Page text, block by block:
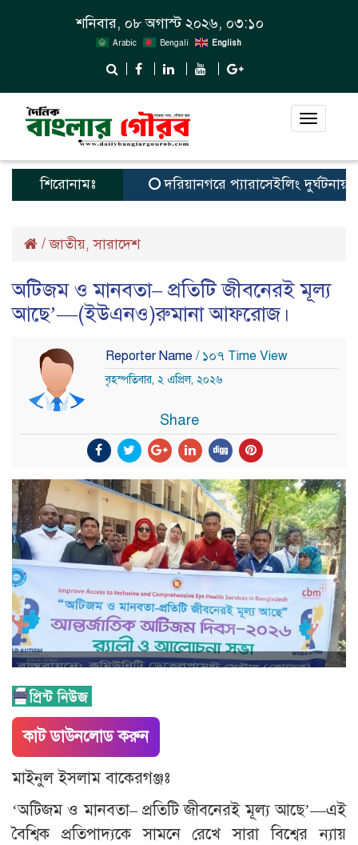
শনিবার, ০৮ অগাস্ট ২০২৬, ০৩:১০
Arabic Bengali English
Toggle
শিরোনামঃ দরিয়ানগরে প্যারাসেইলিং দুর্ঘটনায়
/জাতীয়,সারাদেশ
অটিজম ও মানবতা– প্রতিটি জীবনেরই মূল্য
আছে’—(ইউএনও)রুমানা আফরোজ।
Reporter Name / ১০৭ Time View
বৃহস্পতিবার, ২ এপ্রিল, ২০২৬
Share
কাট ডাউনলোড করুন
মাইনুল ইসলাম বাকেরগঞ্জঃ
‘অটিজম ও মানবতা– প্রতিটি জীবনেরই মূল্য আছে’—এই
বৈশ্বিক প্রতিপাদ্যকে সামনে রেখে সারা বিশ্বের ন্যায়